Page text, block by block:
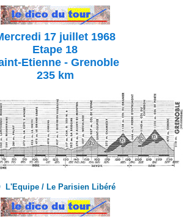
17 juillet 1968
Etape 18
Etienne - Grenoble
235 km
L'Equipe / Le Parisien Libéré